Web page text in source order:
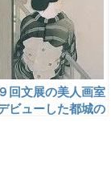
回文展の美人画室
ビューした都城の